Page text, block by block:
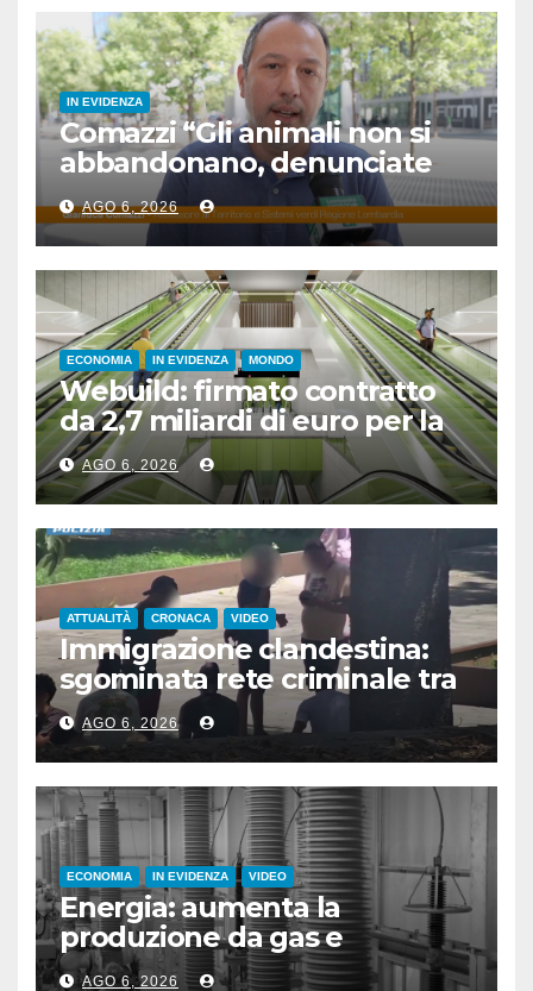
IN EVIDENZA
Comazzi “Gli animali non si
abbandonano, denunciate
chi lo fa”
AGO 6, 2026
ECONOMIA IN EVIDENZA MONDO
Webuild: firmato contratto
da 2,7 miliardi di euro per la
nuova metropolitana di
Toronto
AGO 6, 2026
ATTUALITÀ CRONACA VIDEO
Immigrazione clandestina:
sgominata rete criminale tra
Algeria, Italia e Francia
AGO 6, 2026
ECONOMIA IN EVIDENZA VIDEO
Energia: aumenta la
produzione da gas e
fotovoltaico
AGO 6, 2026